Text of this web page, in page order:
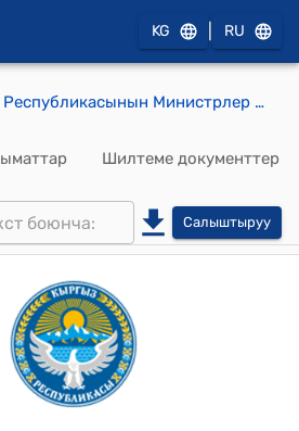
KG RU
Кыргыз Республикасынын Министрлер Кабинетинин 2022-жылдын 18-февралындагы № 82 "Асыл тукум мал чарбасы жана ирригация жаатындагы агрардык илимди өнүктүрүү жөнүндө" токтому
Шилтеме документтер
Салыштыруу